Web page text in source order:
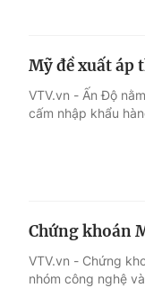
Điện ảnh
Âm nhạc
Sao
Mỹ đề xuất áp
VTV.vn - Ấn Độ
cấm nhập khẩu
Chứng khoán
VTV.vn - Chứng
nhóm công nghệ